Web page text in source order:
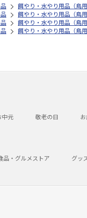
餌やり・水やり用品（鳥用
餌やり・水やり用品（鳥用
餌やり・水やり用品（鳥用
餌やり・水やり用品（鳥用
中元 敬老の日
品・グルメストア グッ